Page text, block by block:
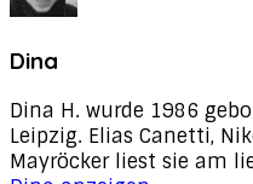
Dina
Dina H. wurde 1986
Leipzig. Elias Canetti,
Mayröcker liest sie am